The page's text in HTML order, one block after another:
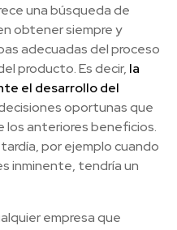
una búsqueda de
obtener siempre y
adecuadas del proceso
producto. Es decir, la
el desarrollo del
oportunas que
los anteriores beneficios.
por ejemplo cuando
inminente, tendría un
empresa que